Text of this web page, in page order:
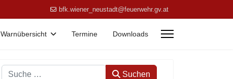
bfk.wiener_neustadt@feuerwehr.gv.at
Warnübersicht Termine Downloads
Suchen Suchen